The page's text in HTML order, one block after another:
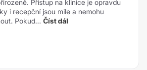
Přístup na klinice je opravdu
i recepční jsou mile a nemohu
Pokud... Číst dál